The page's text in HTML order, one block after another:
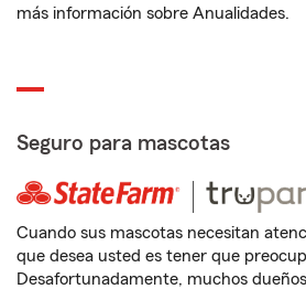
más información sobre Anualidades.
Seguro para mascotas
Cuando sus mascotas necesitan
que desea usted es tener que
Desafortunadamente, muchos